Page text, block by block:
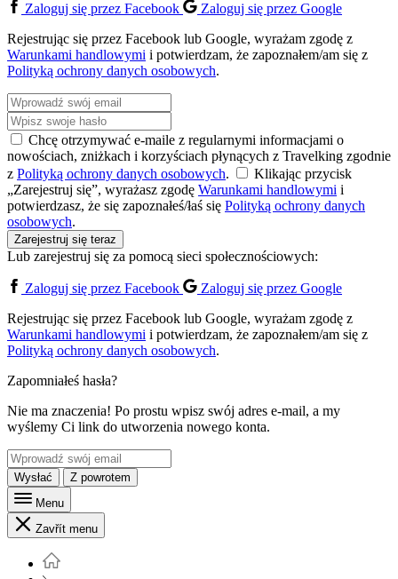
Zaloguj się przez Facebook
Zaloguj się przez Google
Rejestrując się przez Facebook lub Google, wyrażam zgodę z
Warunkami handlowymi i potwierdzam, że zapoznałem/am się z
Polityką ochrony danych osobowych.
Chcę otrzymywać e-maile z regularnymi informacjami o
nowościach, zniżkach i korzyściach płynących z Travelking zgodnie
z Polityką ochrony danych osobowych.
Klikając przycisk
„Zarejestruj się”, wyrażasz zgodę Warunkami handlowymi i
potwierdzasz, że się zapoznałeś/łaś się Polityką ochrony danych
osobowych.
Zarejestruj się teraz
Lub zarejestruj się za pomocą sieci społecznościowych:
Zaloguj się przez Facebook
Zaloguj się przez Google
Rejestrując się przez Facebook lub Google, wyrażam zgodę z
Warunkami handlowymi i potwierdzam, że zapoznałem/am się z
Polityką ochrony danych osobowych.
Zapomniałeś hasła?
Nie ma znaczenia! Po prostu wpisz swój adres e-mail, a my
wyślemy Ci link do utworzenia nowego konta.
Wysłać
Z powrotem
Menu
Zavřít menu